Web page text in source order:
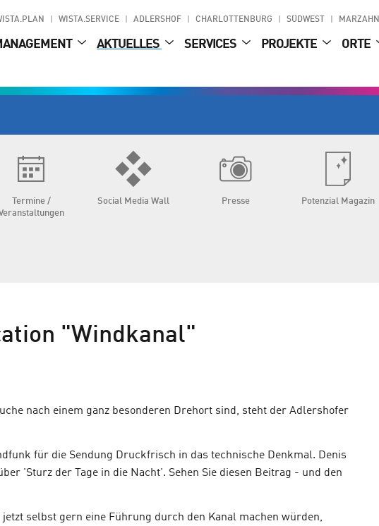
WISTA.SERVICE ADLERSHOF CHARLOTTENBURG SÜDWEST MARZAHN
AKTUELLES SERVICES PROJEKTE ORTE
Termine /
Social Media Wall Presse Potenzial Magazin
"Windkanal"
nach einem ganz besonderen Drehort sind, steht der Adlershofer
für die Sendung Druckfrisch in das technische Denkmal. Denis
'Sturz der Tage in die Nacht'. Sehen Sie diesen Beitrag - und den
selbst gern eine Führung durch den Kanal machen würden,
Technikdenkmal als
Thomas Kausch goes Guido Knopp in ARD Doku